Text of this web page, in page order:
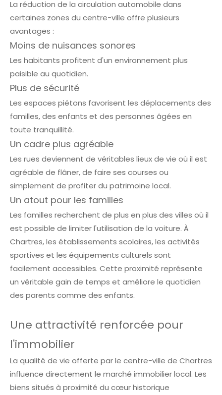
La réduction de la circulation automobile dans
certaines zones du centre-ville offre plusieurs
avantages :
Moins de nuisances sonores
Les habitants profitent d'un environnement plus
paisible au quotidien.
Plus de sécurité
Les espaces piétons favorisent les déplacements des
familles, des enfants et des personnes âgées en
toute tranquillité.
Un cadre plus agréable
Les rues deviennent de véritables lieux de vie où il est
agréable de flâner, de faire ses courses ou
simplement de profiter du patrimoine local.
Un atout pour les familles
Les familles recherchent de plus en plus des villes où il
est possible de limiter l'utilisation de la voiture. À
Chartres, les établissements scolaires, les activités
sportives et les équipements culturels sont
facilement accessibles. Cette proximité représente
un véritable gain de temps et améliore le quotidien
des parents comme des enfants.
Une attractivité renforcée pour
l'immobilier
La qualité de vie offerte par le centre-ville de Chartres
influence directement le marché immobilier local. Les
biens situés à proximité du cœur historique